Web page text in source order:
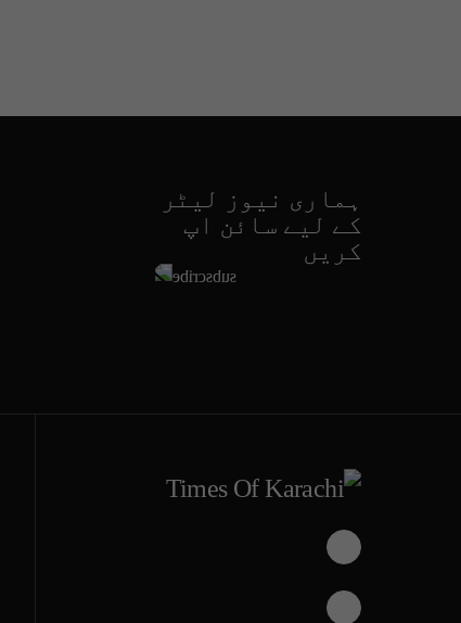
ہماری نیوز لیٹر
کے لیے سائن اپ
کریں